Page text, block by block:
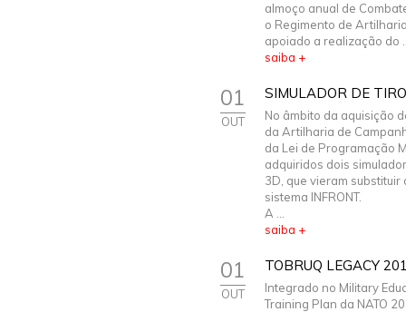
almoço anual de
o Regimento de Artilharia
apoiado a realização do
saiba +
01
OUT
SIMULADOR DE
No âmbito da aquisição
da Artilharia de
da Lei de Programação
adquiridos dois
3D, que vieram substituir
sistema INFRONT.
A ...
saiba +
01
OUT
TOBRUQ LEGACY
Integrado no Military
Training Plan da NATO